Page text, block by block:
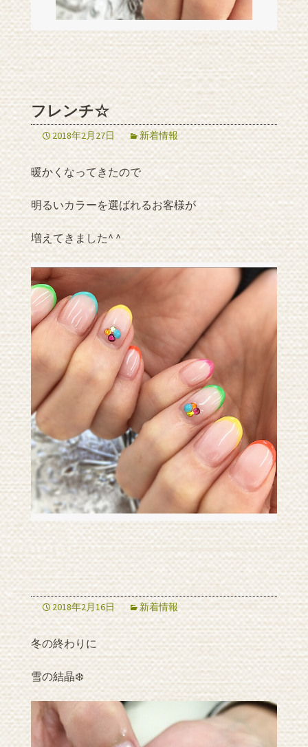
フレンチ☆
2018年2月27日 新着情報
暖かくなってきたので
明るいカラーを選ばれるお客様が
増えてきました^ ^
2018年2月16日 新着情報
冬の終わりに
雪の結晶❄️